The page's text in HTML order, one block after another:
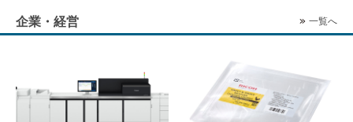
企業・経営 一覧へ